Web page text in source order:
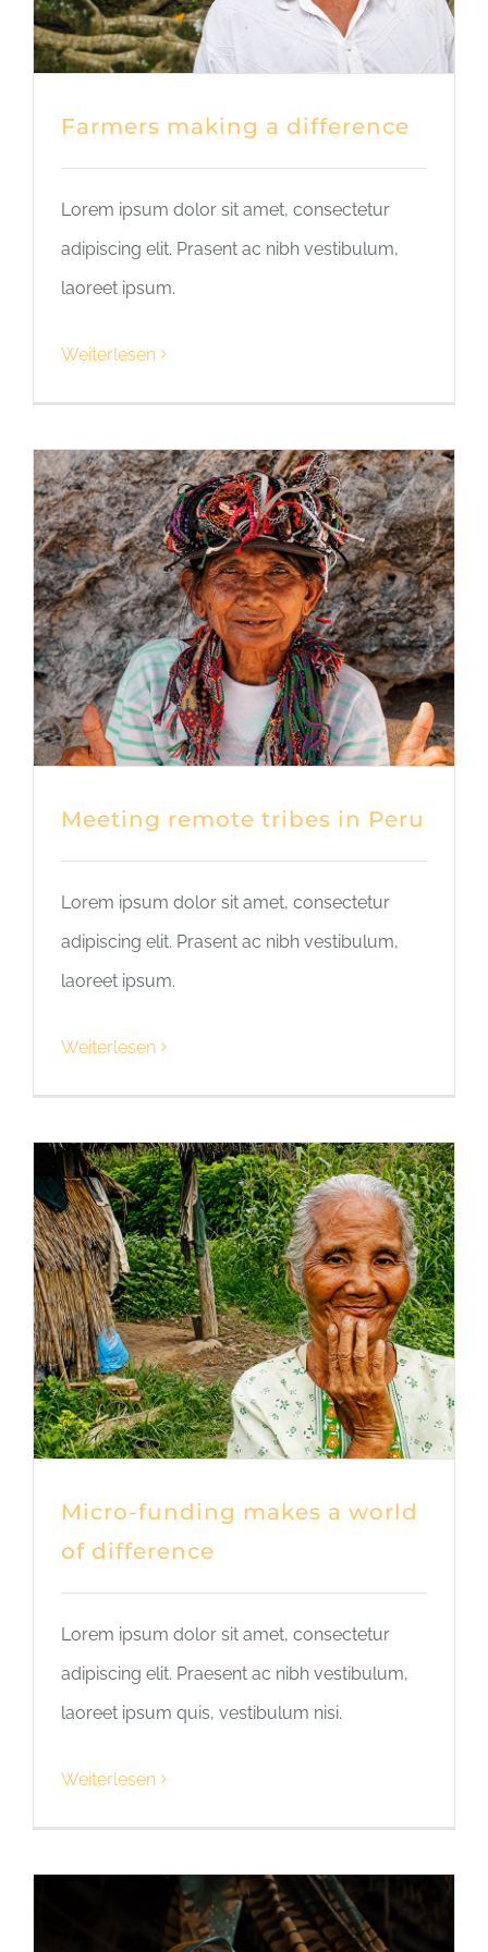
Farmers making a difference
Lorem ipsum dolor sit amet, consectetur
adipiscing elit. Prasent ac nibh vestibulum,
laoreet ipsum.
Weiterlesen
Meeting remote tribes in Peru
Lorem ipsum dolor sit amet, consectetur
adipiscing elit. Prasent ac nibh vestibulum,
laoreet ipsum.
Weiterlesen
Micro-funding makes a world
of difference
Lorem ipsum dolor sit amet, consectetur
adipiscing elit. Praesent ac nibh vestibulum,
laoreet ipsum quis, vestibulum nisi.
Weiterlesen